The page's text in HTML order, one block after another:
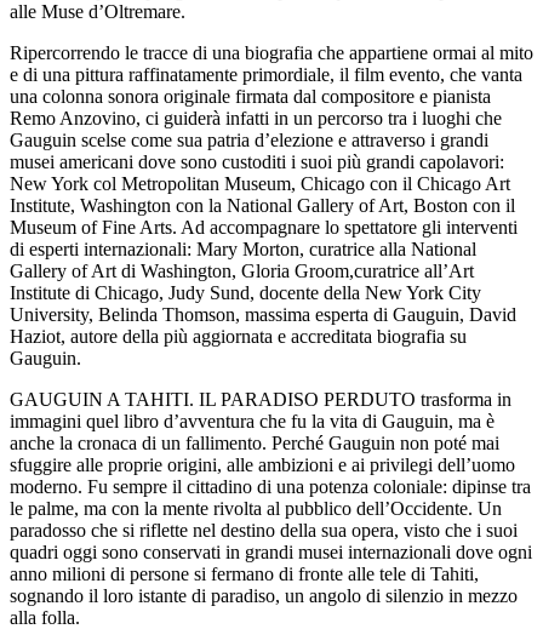
alle Muse d’Oltremare.
Ripercorrendo le tracce di una biografia che appartiene ormai al mito
e di una pittura raffinatamente primordiale, il film evento, che vanta
una colonna sonora originale firmata dal compositore e pianista
Remo Anzovino, ci guiderà infatti in un percorso tra i luoghi che
Gauguin scelse come sua patria d’elezione e attraverso i grandi
musei americani dove sono custoditi i suoi più grandi capolavori:
New York col Metropolitan Museum, Chicago con il Chicago Art
Institute, Washington con la National Gallery of Art, Boston con il
Museum of Fine Arts. Ad accompagnare lo spettatore gli interventi
di esperti internazionali: Mary Morton, curatrice alla National
Gallery of Art di Washington, Gloria Groom,curatrice all’Art
Institute di Chicago, Judy Sund, docente della New York City
University, Belinda Thomson, massima esperta di Gauguin, David
Haziot, autore della più aggiornata e accreditata biografia su
Gauguin.
GAUGUIN A TAHITI. IL PARADISO PERDUTO trasforma in
immagini quel libro d’avventura che fu la vita di Gauguin, ma è
anche la cronaca di un fallimento. Perché Gauguin non poté mai
sfuggire alle proprie origini, alle ambizioni e ai privilegi dell’uomo
moderno. Fu sempre il cittadino di una potenza coloniale: dipinse tra
le palme, ma con la mente rivolta al pubblico dell’Occidente. Un
paradosso che si riflette nel destino della sua opera, visto che i suoi
quadri oggi sono conservati in grandi musei internazionali dove ogni
anno milioni di persone si fermano di fronte alle tele di Tahiti,
sognando il loro istante di paradiso, un angolo di silenzio in mezzo
alla folla.